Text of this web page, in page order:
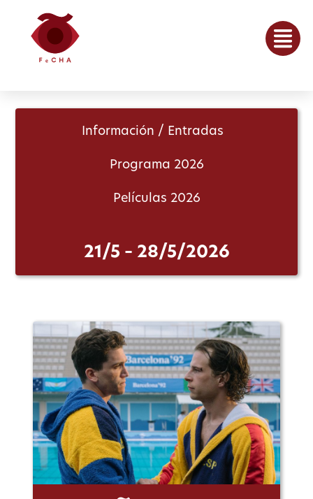
Información / Entradas
Programa 2026
Películas 2026
21/5 – 28/5/2026